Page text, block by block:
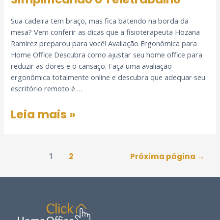
Sua cadeira tem braço, mas fica batendo na borda da
mesa? Vem conferir as dicas que a fisioterapeuta Hozana
Ramirez preparou para você! Avaliação Ergonômica para
Home Office Descubra como ajustar seu home office para
reduzir as dores e o cansaço. Faça uma avaliação
ergonômica totalmente online e descubra que adequar seu
escritório remoto é …
Leia mais »
1 2 Próxima página →